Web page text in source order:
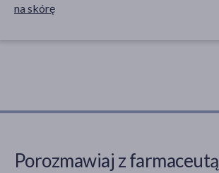
na skórę
Porozmawiaj z farmaceutą